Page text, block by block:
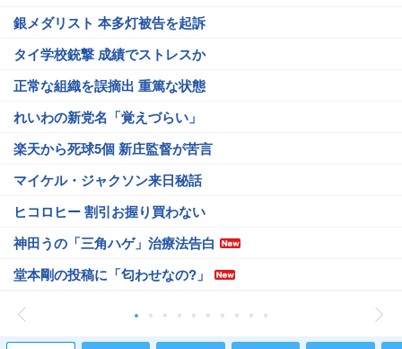
銀メダリスト 本多灯被告を起訴
タイ学校銃撃 成績でストレスか
正常な組織を誤摘出 重篤な状態
れいわの新党名「覚えづらい」
楽天から死球5個 新庄監督が苦言
マイケル・ジャクソン来日秘話
ヒコロヒー 割引お握り買わない
神田うの「三角ハゲ」治療法告白
堂本剛の投稿に「匂わせなの?」